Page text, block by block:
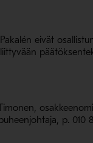
eivät
p. 010